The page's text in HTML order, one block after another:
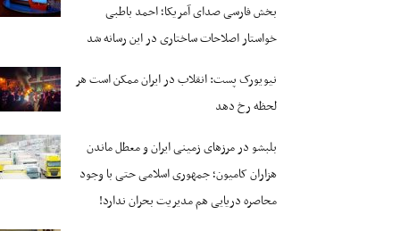
بخش فارسی صدای آمریکا؛ احمد باطبی
خواستار اصلاحات ساختاری در این رسانه شد
نیویورک پست: انقلاب در ایران ممکن است هر
لحظه رخ دهد
بلبشو در مرزهای زمینی ایران و معطل ماندن
هزاران کامیون؛ جمهوری اسلامی حتی با وجود
محاصره دریایی هم مدیریت بحران ندارد!